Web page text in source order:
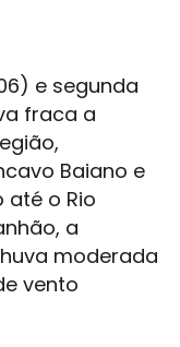
e segunda
fraca a
Baiano e
até o Rio
a
moderada
vento